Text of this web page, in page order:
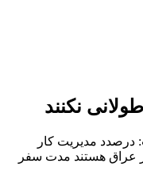
نکنند
درصدد مدیریت کار
عراق هستند مدت سفر